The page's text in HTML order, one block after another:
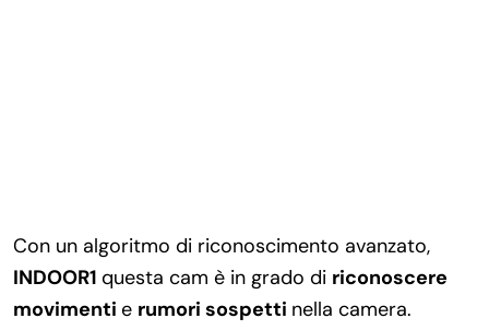
Con un algoritmo di riconoscimento avanzato,
INDOOR1 questa cam è in grado di riconoscere
movimenti e rumori sospetti nella camera.